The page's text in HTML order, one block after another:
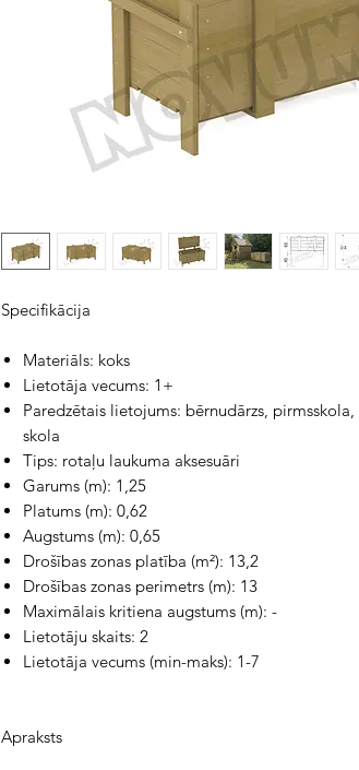
Specifikācija
Materiāls: koks
Lietotāja vecums: 1+
Paredzētais lietojums: bērnudārzs,
skola
Tips: rotaļu laukuma aksesuāri
Garums (m): 1,25
Platums (m): 0,62
Augstums (m): 0,65
Drošības zonas platība (m²): 13,2
Drošības zonas perimetrs (m): 13
Maximālais kritiena augstums (m): -
Lietotāju skaits: 2
Lietotāja vecums (min-maks): 1-7
Apraksts